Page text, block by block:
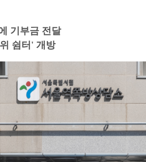
기부금 전달
쉼터' 개방